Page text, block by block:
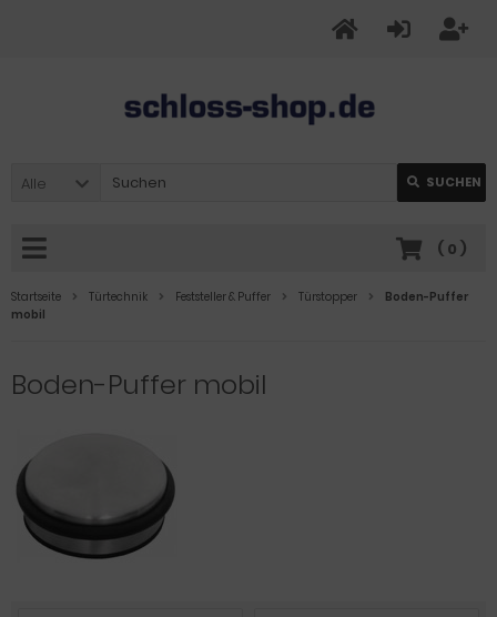
Alle SUCHEN
( 0 )
Startseite Türtechnik Feststeller & Puffer Türstopper
Boden-Puffer
mobil
Boden-Puffer mobil